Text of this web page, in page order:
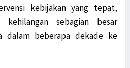
kebijakan yang tepat,
kehilangan sebagian besar
dalam beberapa dekade ke